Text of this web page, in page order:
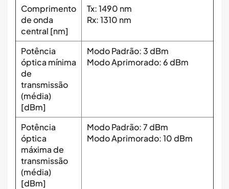
Comprimento
de onda
central [nm]
Tx: 1490 nm
Rx: 1310 nm
Potência
óptica mínima
de
transmissão
(média)
[dBm]
Modo Padrão: 3 dBm
Modo Aprimorado: 6 dBm
Potência
óptica
máxima de
transmissão
(média)
[dBm]
Modo Padrão: 7 dBm
Modo Aprimorado: 10 dBm